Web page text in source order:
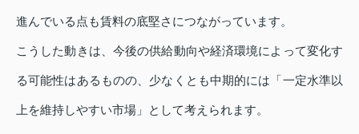
進んでいる点も賃料の底堅さにつながっています。
こうした動きは、今後の供給動向や経済環境によって変化す
る可能性はあるものの、少なくとも中期的には「一定水準以
上を維持しやすい市場」として考えられます。